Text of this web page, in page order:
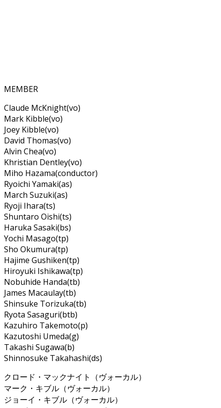
MEMBER
Claude McKnight(vo)
Mark Kibble(vo)
Joey Kibble(vo)
David Thomas(vo)
Alvin Chea(vo)
Khristian Dentley(vo)
Miho Hazama(conductor)
Ryoichi Yamaki(as)
March Suzuki(as)
Ryoji Ihara(ts)
Shuntaro Oishi(ts)
Haruka Sasaki(bs)
Yochi Masago(tp)
Sho Okumura(tp)
Hajime Gushiken(tp)
Hiroyuki Ishikawa(tp)
Nobuhide Handa(tb)
James Macaulay(tb)
Shinsuke Torizuka(tb)
Ryota Sasaguri(btb)
Kazuhiro Takemoto(p)
Kazutoshi Umeda(g)
Takashi Sugawa(b)
Shinnosuke Takahashi(ds)
クロード・マックナイト（ヴォーカル）
マーク・キブル（ヴォーカル）
ジョーイ・キブル（ヴォーカル）